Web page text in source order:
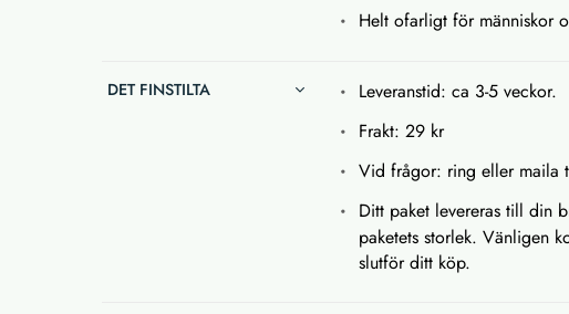
Helt ofarligt för människor
DET FINSTILTA
Leveranstid: ca 3-5 veckor.
Frakt: 29 kr
Vid frågor: ring eller maila
Ditt paket levereras till din
paketets storlek. Vänligen
slutför ditt köp.